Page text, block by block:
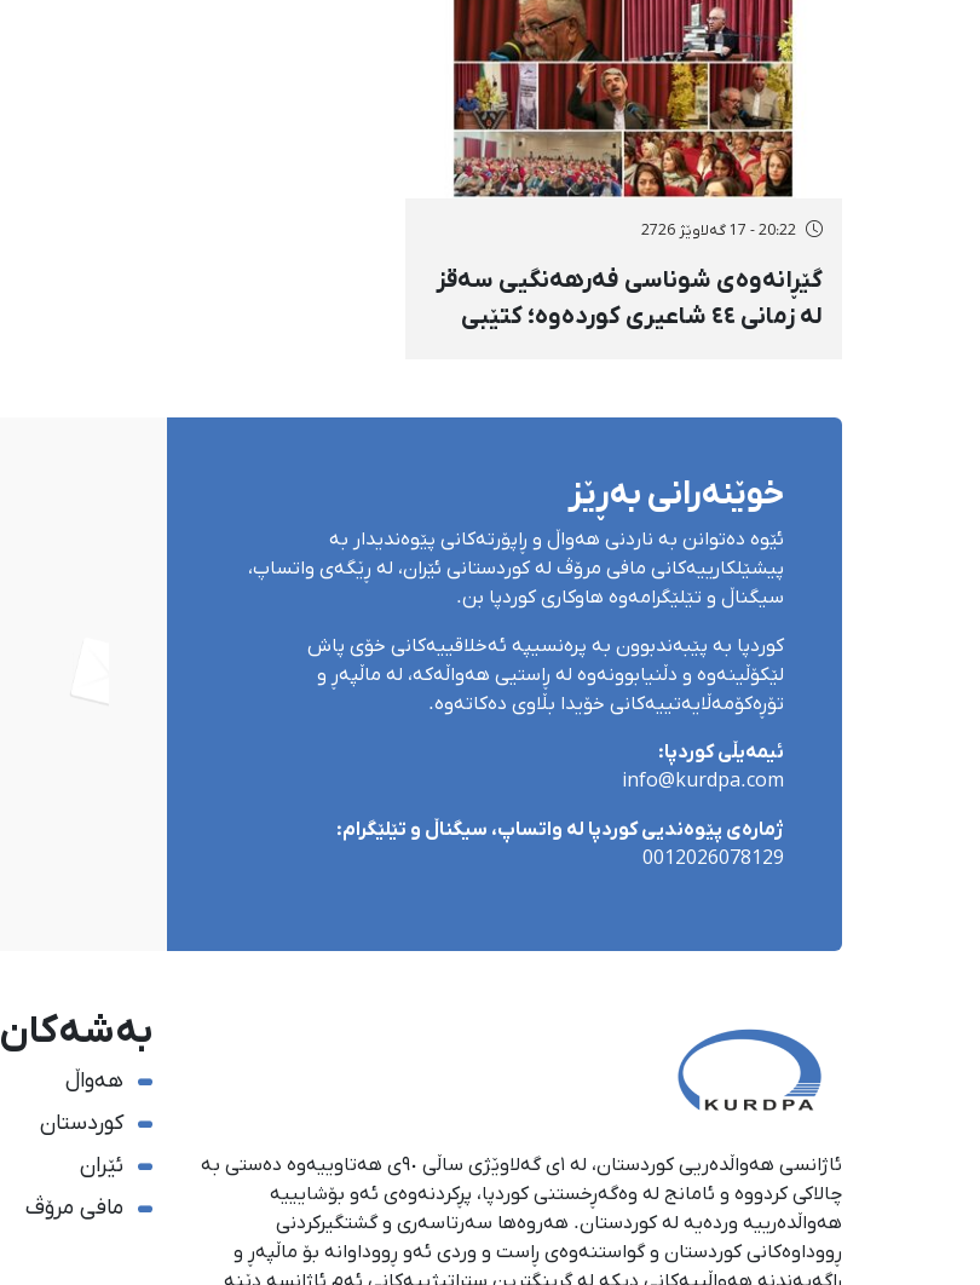
20:22 - 17 گەلاوێژ 2726
گێڕانەوەی شوناسی فەرهەنگیی سەقز
لە زمانی ٤٤ شاعیری کوردەوە؛ کتێبی
خوێنەرانی بەڕێز
ئێوە دەتوانن بە ناردنی هەواڵ و ڕاپۆرتەکانی پێوەندیدار بە
پیشێلکارییەکانی مافی مرۆڤ لە کوردستانی ئێران، لە ڕێگەی واتساپ،
سیگناڵ و تێلێگرامەوە هاوکاری کوردپا بن.
کوردپا بە پێبەندبوون بە پرەنسیپە ئەخلاقییەکانی خۆی پاش
لێکۆڵینەوە و دڵنیابوونەوە لە ڕاستیی هەواڵەکە، لە ماڵپەڕ و
تۆڕەکۆمەڵایەتییەکانی خۆیدا بڵاوی دەکاتەوە.
ئیمەیڵی کوردپا:
info@kurdpa.com
ژمارەی پێوەندیی کوردپا لە واتساپ، سیگناڵ و تێلێگرام:
0012026078129
ئاژانسی هەواڵدەریی کوردستان، لە ١ی گەلاوێژی ساڵی ٩٠ی هەتاوییەوە دەستی بە
چالاکی کردووە و ئامانج لە وەگەڕخستنی كوردپا، پڕكردنەوەی ئەو بۆشایییە
هەواڵدەرییە وردەیە لە كوردستان. هەروەها سەرتاسەری و گشتگیركردنی
ڕووداوەكانی كوردستان و گواستنەوەی ڕاست و وردی ئەو ڕووداوانە بۆ ماڵپەڕ و
بەشەکان
هەواڵ
کوردستان
ئێران
مافی مرۆڤ